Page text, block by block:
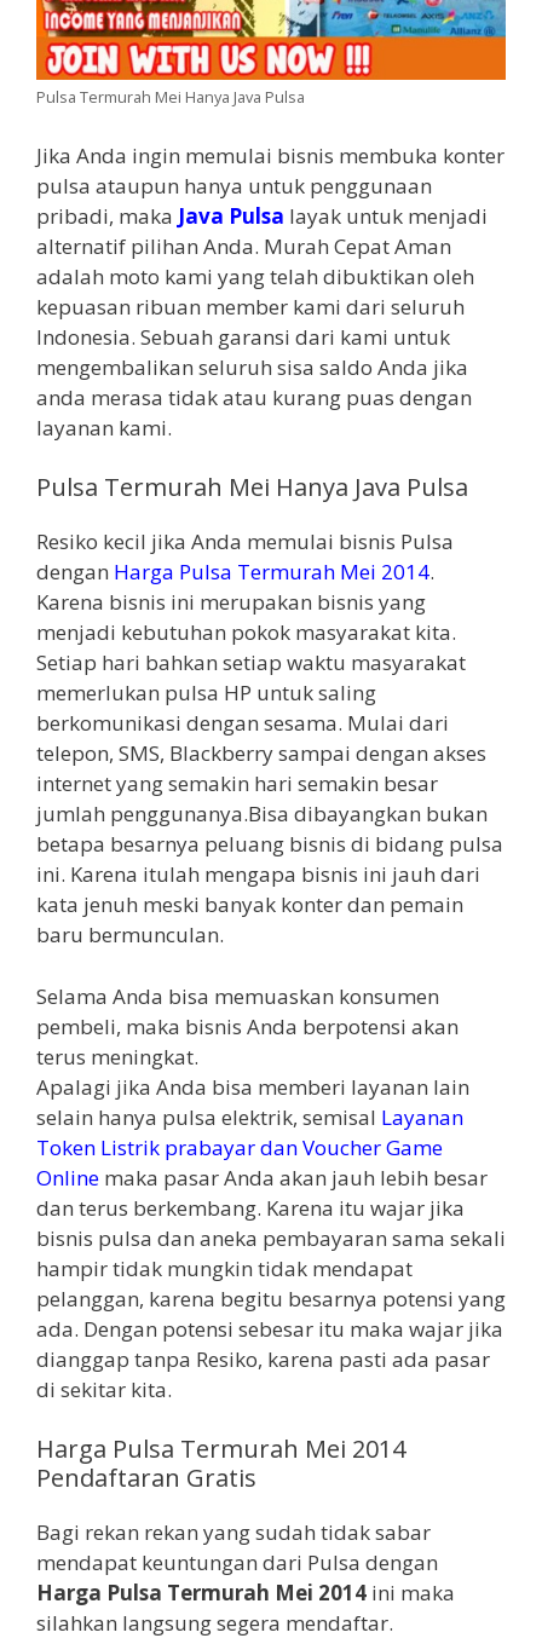
Pulsa Termurah Mei Hanya Java Pulsa
Jika Anda ingin memulai bisnis membuka konter
pulsa ataupun hanya untuk penggunaan
pribadi, maka Java Pulsa layak untuk menjadi
alternatif pilihan Anda. Murah Cepat Aman
adalah moto kami yang telah dibuktikan oleh
kepuasan ribuan member kami dari seluruh
Indonesia. Sebuah garansi dari kami untuk
mengembalikan seluruh sisa saldo Anda jika
anda merasa tidak atau kurang puas dengan
layanan kami.
Pulsa Termurah Mei Hanya Java Pulsa
Resiko kecil jika Anda memulai bisnis Pulsa
dengan Harga Pulsa Termurah Mei 2014.
Karena bisnis ini merupakan bisnis yang
menjadi kebutuhan pokok masyarakat kita.
Setiap hari bahkan setiap waktu masyarakat
memerlukan pulsa HP untuk saling
berkomunikasi dengan sesama. Mulai dari
telepon, SMS, Blackberry sampai dengan akses
internet yang semakin hari semakin besar
jumlah penggunanya.Bisa dibayangkan bukan
betapa besarnya peluang bisnis di bidang pulsa
ini. Karena itulah mengapa bisnis ini jauh dari
kata jenuh meski banyak konter dan pemain
baru bermunculan.
Selama Anda bisa memuaskan konsumen
pembeli, maka bisnis Anda berpotensi akan
terus meningkat.
Apalagi jika Anda bisa memberi layanan lain
selain hanya pulsa elektrik, semisal Layanan
Token Listrik prabayar dan Voucher Game
Online maka pasar Anda akan jauh lebih besar
dan terus berkembang. Karena itu wajar jika
bisnis pulsa dan aneka pembayaran sama sekali
hampir tidak mungkin tidak mendapat
pelanggan, karena begitu besarnya potensi yang
ada. Dengan potensi sebesar itu maka wajar jika
dianggap tanpa Resiko, karena pasti ada pasar
di sekitar kita.
Harga Pulsa Termurah Mei 2014
Pendaftaran Gratis
Bagi rekan rekan yang sudah tidak sabar
mendapat keuntungan dari Pulsa dengan
Harga Pulsa Termurah Mei 2014 ini maka
silahkan langsung segera mendaftar.